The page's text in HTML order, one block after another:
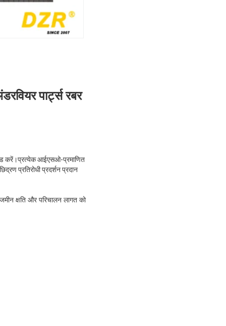
पार्ट्स रबर
करें।प्रत्येक आईएसओ-प्रमाणित
प्रतिरोधी प्रदर्शन प्रदान
क्षति और परिचालन लागत को